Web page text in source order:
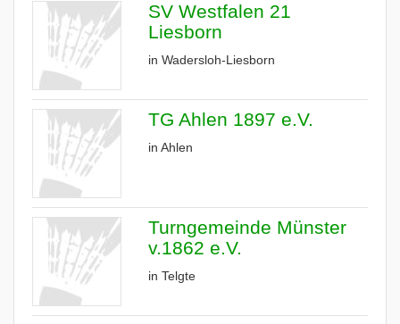
SV Westfalen 21
Liesborn
in Wadersloh-Liesborn
TG Ahlen 1897 e.V.
in Ahlen
Turngemeinde Münster
v.1862 e.V.
in Telgte